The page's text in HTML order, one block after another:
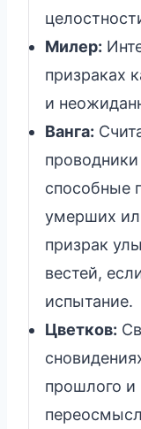
Милер:
призраках
и
Ванга:
способные
умерших
призрак
вестей,
испытание.
Цветков:
прошлого